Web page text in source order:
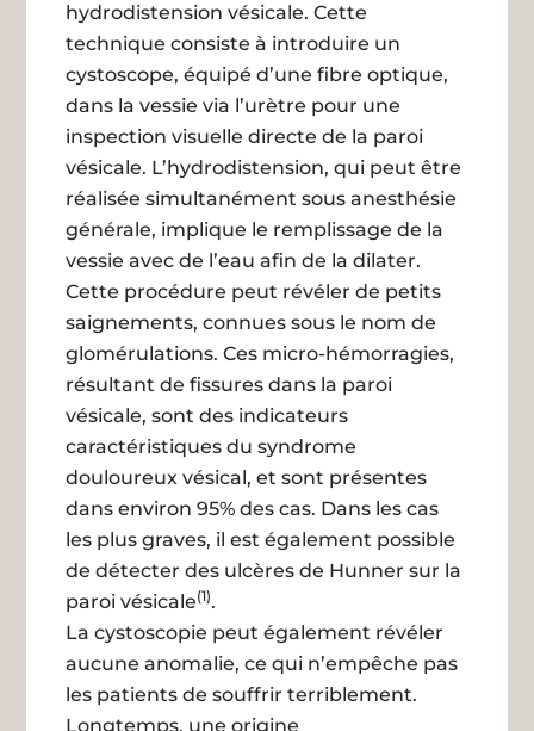
hydrodistension vésicale. Cette
technique consiste à introduire un
cystoscope, équipé d’une fibre optique,
dans la vessie via l’urètre pour une
inspection visuelle directe de la paroi
vésicale. L’hydrodistension, qui peut être
réalisée simultanément sous anesthésie
générale, implique le remplissage de la
vessie avec de l’eau afin de la dilater.
Cette procédure peut révéler de petits
saignements, connues sous le nom de
glomérulations. Ces micro-hémorragies,
résultant de fissures dans la paroi
vésicale, sont des indicateurs
caractéristiques du syndrome
douloureux vésical, et sont présentes
dans environ 95% des cas. Dans les cas
les plus graves, il est également possible
de détecter des ulcères de Hunner sur la
paroi vésicale(1).
La cystoscopie peut également révéler
aucune anomalie, ce qui n’empêche pas
les patients de souffrir terriblement.
Longtemps, une origine